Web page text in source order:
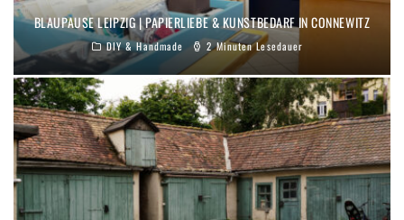
BLAUPAUSE LEIPZIG | PAPIERLIEBE & KUNSTBEDARF IN CONNEWITZ
DIY & Handmade 2 Minuten Lesedauer